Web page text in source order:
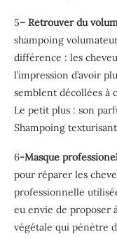
5– Retrouver du
shampoing
différence : les
l’impression d’avoir
semblent décollées à
Le petit plus : son
Shampoing
6-Masque
pour réparer les
professionnelle
eu envie de proposer
végétale qui pénètre